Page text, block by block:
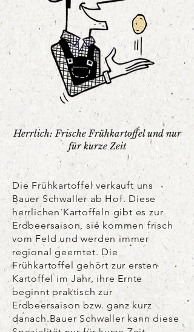
Herrlich: Frische Frühkartoffel und nur
für kurze Zeit
Die Frühkartoffel verkauft uns
Bauer Schwaller ab Hof. Diese
herrlichen Kartoffeln gibt es zur
Erdbeersaison, sie kommen frisch
vom Feld und werden immer
regional geerntet. Die
Frühkartoffel gehört zur ersten
Kartoffel im Jahr, ihre Ernte
beginnt praktisch zur
Erdbeersaison bzw. ganz kurz
danach.Bauer Schwaller kann diese